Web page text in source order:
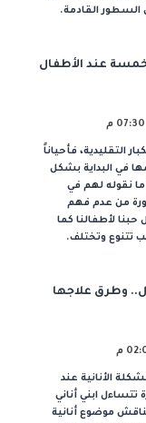
السطور القادمة.
عند الأطفال
التقليدية، فأحياناً
في البداية بشكل
نقوله لهم في
من عدم فهم
لأطفالنا كما
تتنوع وتختلف.
وطرق علاجها
الأنانية عند
تتساءل ابني أناني
موضوع أنانية